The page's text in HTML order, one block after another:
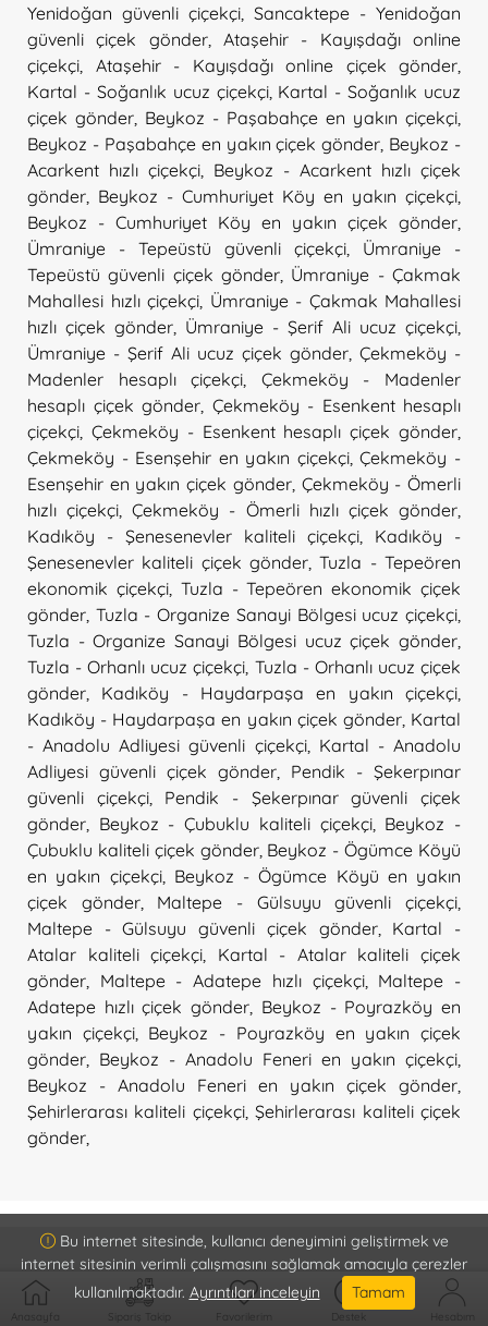
Yenidoğan güvenli çiçekçi Sancaktepe - Yenidoğan
güvenli çiçek gönder,Ataşehir - Kayışdağı online
çiçekçi
Ataşehir - Kayışdağı online çiçek gönder
Kartal - Soğanlık ucuz çiçekçi, Kartal - Soğanlık ucuz
çiçek gönder Beykoz - Paşabahçe en yakın çiçekçi
Beykoz - Paşabahçe en yakın çiçek gönder Beykoz -
Acarkent hızlı çiçekçi
Beykoz - Acarkent hızlı çiçek
gönder Beykoz - Cumhuriyet Köy en yakın çiçekçi
Beykoz - Cumhuriyet Köy en yakın çiçek gönder
Ümraniye - Tepeüstü güvenli çiçekçi
Ümraniye -
Tepeüstü güvenli çiçek gönder Ümraniye - Çakmak
Mahallesi hızlı çiçekçi Ümraniye - Çakmak Mahallesi
hızlı çiçek gönder Ümraniye - Şerif Ali ucuz çiçekçi
Ümraniye - Şerif Ali ucuz çiçek gönder Çekmeköy -
Madenler hesaplı çiçekçi
Çekmeköy - Madenler
hesaplı çiçek gönder Çekmeköy - Esenkent hesaplı
çiçekçi Çekmeköy - Esenkent hesaplı çiçek gönder
Çekmeköy - Esenşehir en yakın çiçekçi,Çekmeköy -
Esenşehir en yakın çiçek gönder, Çekmeköy - Ömerli
hızlı çiçekçi ,Çekmeköy - Ömerli hızlı çiçek gönder
Kadıköy - Şenesenevler kaliteli çiçekçi
Kadıköy -
Şenesenevler kaliteli çiçek gönder ,Tuzla - Tepeören
ekonomik çiçekçi, Tuzla - Tepeören ekonomik çiçek
gönder Tuzla - Organize Sanayi Bölgesi ucuz çiçekçi
Tuzla - Organize Sanayi Bölgesi ucuz çiçek gönder
Tuzla - Orhanlı ucuz çiçekçi Tuzla - Orhanlı ucuz çiçek
gönder
Kadıköy - Haydarpaşa en yakın çiçekçi
Kadıköy - Haydarpaşa en yakın çiçek gönder, Kartal
- Anadolu Adliyesi güvenli çiçekçi, Kartal - Anadolu
Adliyesi güvenli çiçek gönder
Pendik - Şekerpınar
güvenli çiçekçi, Pendik - Şekerpınar güvenli çiçek
gönder
Beykoz - Çubuklu kaliteli çiçekçi, Beykoz -
Çubuklu kaliteli çiçek gönder, Beykoz - Ögümce Köyü
en yakın çiçekçi, Beykoz - Ögümce Köyü en yakın
çiçek gönder, Maltepe - Gülsuyu güvenli çiçekçi
Maltepe - Gülsuyu güvenli çiçek gönder, Kartal -
Atalar kaliteli çiçekçi
Kartal - Atalar kaliteli çiçek
gönder
Maltepe - Adatepe hızlı çiçekçi, Maltepe -
Adatepe hızlı çiçek gönder Beykoz - Poyrazköy en
yakın çiçekçi, Beykoz - Poyrazköy en yakın çiçek
gönder
Beykoz - Anadolu Feneri en yakın çiçekçi
Beykoz - Anadolu Feneri en yakın çiçek gönder
Şehirlerarası kaliteli çiçekçi,Şehirlerarası kaliteli çiçek
gönder
Kurumsal
Anasayfa Sipariş Takip Favorilerim Destek Hesabım
Bu internet sitesinde, kullanıcı deneyimini geliştirmek ve
internet sitesinin verimli çalışmasını sağlamak amacıyla çerezler
kullanılmaktadır. Ayrıntıları inceleyin Tamam